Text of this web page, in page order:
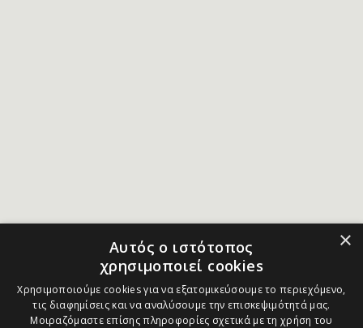
×
Αυτός ο ιστότοπος
χρησιμοποιεί cookies
Χρησιμοποιούμε cookies για να εξατομικεύσουμε το περιεχόμενο,
τις διαφημίσεις και να αναλύσουμε την επισκεψιμότητά μας.
Μοιραζόμαστε επίσης πληροφορίες σχετικά με τη χρήση του